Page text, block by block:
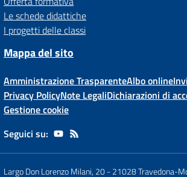
Le schede didattiche
I progetti delle classi
Mappa del sito
Amministrazione TrasparenteAlbo online
Privacy PolicyNote LegaliDichiarazioni di
Gestione cookie
Seguici su:
Largo Don Lorenzo Milani, 20-21028 Travedona-